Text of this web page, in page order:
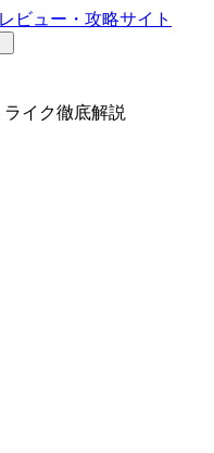
イク徹底解説